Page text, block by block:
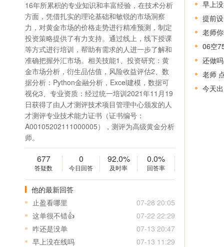
16年所累积的专业知识和丰富经验，在技术分析
方面，凭借扎实的理论基础和敏锐的市场洞察
力，对黄金市场的价格走势进行精准预测，制定
投资策略提供了有力支持。通过线上，线下授课
等方式进行培训，帮助有需求的人进一步了解和
准确把握外汇市场。相关技能1、投资研究：黄
金市场分析，衍生品估值，风险收益评估2、数
据分析：Python金融分析，Excel建模，数据可
视化3、专业资质：经过统一培训2021年11月19
日获得了由人才测评技术项目管理中心颁发的人
才测评专业技术能力证书（证书编号：
A00105202111000005），测评为高级黄金分析
师。
677
答疑数
0
今日回答
92.0%
及时率
0.0%
回答率
他的最新回答
止盈看哪里
07-28 20:05
这单很不错👍
07-22 22:29
咋还是没单
07-13 20:47
早上没在线吗
07-13 11:29
早上
提前
老师
06空
还做吗
老师
今天